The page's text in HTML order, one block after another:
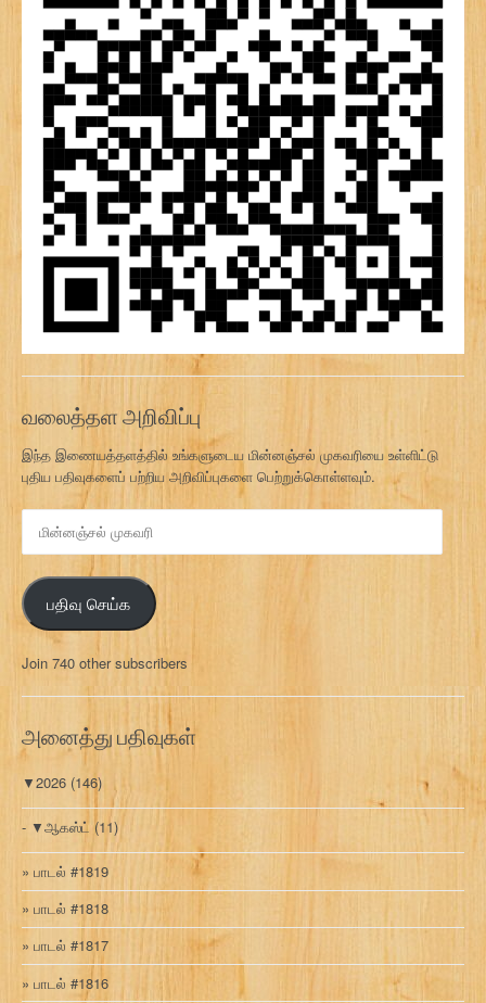
வலைத்தள அறிவிப்பு
இந்த இணையத்தளத்தில் உங்களுடைய மின்னஞ்சல் முகவரியை உள்ளிட்டு
புதிய பதிவுகளைப் பற்றிய அறிவிப்புகளை பெற்றுக்கொள்ளவும்.
ன
ஞ்
ச
ல்
க
வ
பதிவு செய்க
Join 740 other subscribers
அனைத்து பதிவுகள்
▼2026 (146)
▼ஆகஸ்ட் (11)
பாடல் #1819
பாடல் #1818
பாடல் #1817
பாடல் #1816